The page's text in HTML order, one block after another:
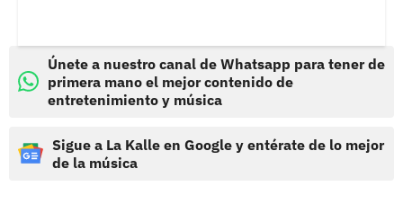
Únete a nuestro canal de Whatsapp para tener de
primera mano el mejor contenido de
entretenimiento y música
Sigue a La Kalle en Google y entérate de lo mejor
de la música